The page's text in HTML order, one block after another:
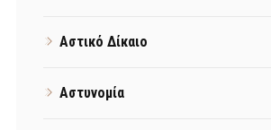
Αστικό Δίκαιο
Αστυνομία